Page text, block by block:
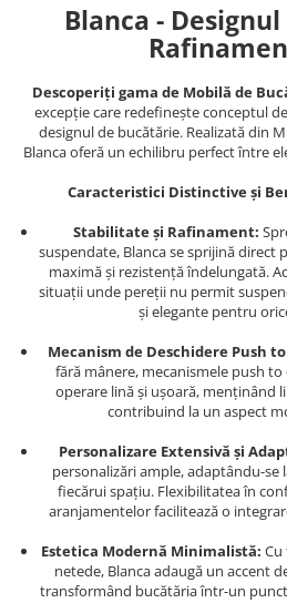
Blanca -
Descoperiți gama de Mobilă de
excepție care redefinește conceptul
designul de bucătărie. Realizată din
Blanca oferă un echilibru perfect între
Caracteristici Distinctive și
Stabilitate și Rafinament:
suspendate, Blanca se sprijină direct
maximă și rezistență îndelungată.
situații unde pereții nu permit
și elegante pentru
Mecanism de Deschidere Push
fără mânere, mecanismele push to
operare lină și ușoară, menținând
contribuind la un aspect
Personalizare Extensivă și
personalizări ample, adaptându-se
fiecărui spațiu. Flexibilitatea în
aranjamentelor facilitează o
Estetica Modernă Minimalistă: Cu
netede, Blanca adaugă un accent
transformând bucătăria într-un